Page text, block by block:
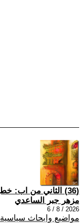
(36) الثاني من اب: خطيئة ام خطايا الدكتاتورية
مزهر جبر الساعدي
2026 / 8 / 6
مواضيع وابحاث سياسية